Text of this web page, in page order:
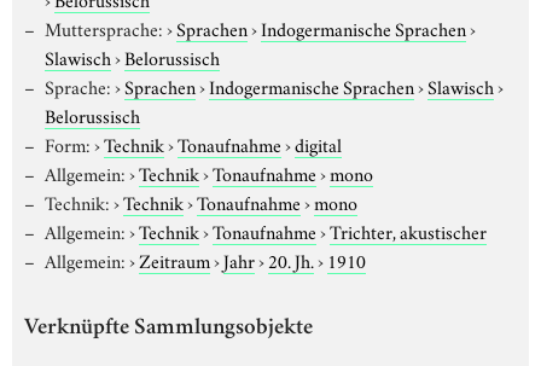
Muttersprache:›Sprachen›Indogermanische Sprachen›
Slawisch›Belorussisch
Sprache:›Sprachen›Indogermanische Sprachen›Slawisch›
Belorussisch
Form:›Technik›Tonaufnahme›digital
Allgemein:›Technik›Tonaufnahme›mono
Technik:›Technik›Tonaufnahme›mono
Allgemein:›Technik›Tonaufnahme›Trichter, akustischer
Allgemein:›Zeitraum›Jahr›20. Jh.› 1910
Verknüpfte Sammlungsobjekte